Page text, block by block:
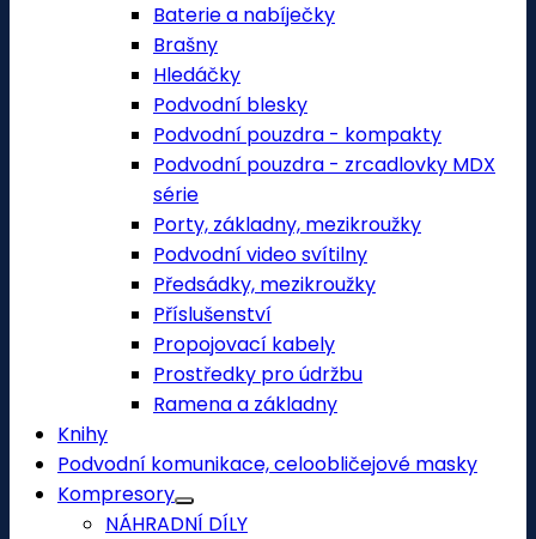
Baterie a nabíječky
Brašny
Hledáčky
Podvodní blesky
Podvodní pouzdra - kompakty
Podvodní pouzdra - zrcadlovky MDX
série
Porty, základny, mezikroužky
Podvodní video svítilny
Předsádky, mezikroužky
Příslušenství
Propojovací kabely
Prostředky pro údržbu
Ramena a základny
Knihy
Podvodní komunikace, celoobličejové masky
Kompresory
NÁHRADNÍ DÍLY